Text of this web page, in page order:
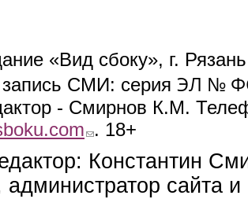
«Вид сбоку», г.
запись СМИ: серия ЭЛ №
- Смирнов К.М.
(link sends e-mail)
. 18+
Константин
сайта